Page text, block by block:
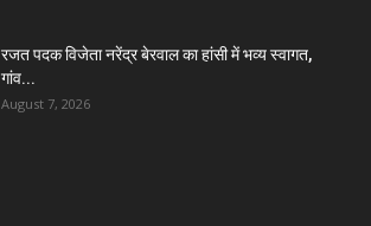
रजत पदक विजेता नरेंद्र बेरवाल का हांसी में भव्य स्वागत,
गांव...
August 7, 2026